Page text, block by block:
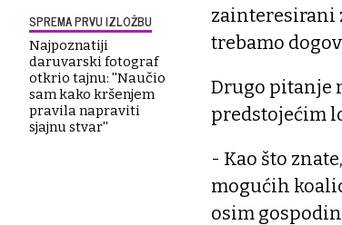
SPREMA PRVU IZLOŽBU
Najpoznatiji
daruvarski fotograf
otkrio tajnu: ''Naučio
sam kako kršenjem
pravila napraviti
sjajnu stvar''
zainteresirani
trebamo
Drugo pitanje
predstojećim
- Kao što
mogućih
osim